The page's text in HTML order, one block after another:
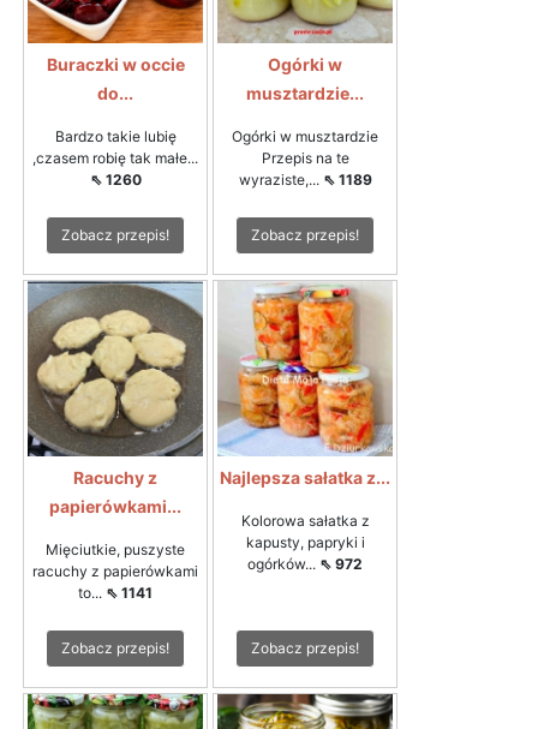
Buraczki w occie
do...
Bardzo takie lubię
,czasem robię tak małe...
⇖ 1260
Zobacz przepis!
Ogórki w
musztardzie...
Ogórki w musztardzie
Przepis na te
wyraziste,... ⇖ 1189
Zobacz przepis!
Racuchy z
papierówkami...
Mięciutkie, puszyste
racuchy z papierówkami
to... ⇖ 1141
Zobacz przepis!
Najlepsza sałatka z...
Kolorowa sałatka z
kapusty, papryki i
ogórków... ⇖ 972
Zobacz przepis!